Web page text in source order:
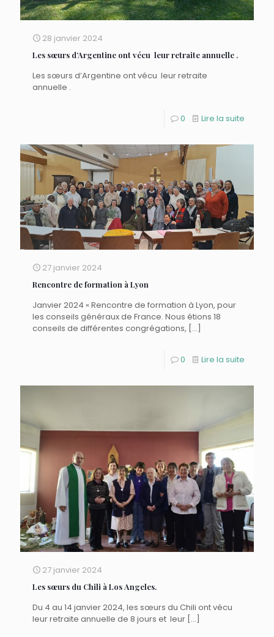
28 janvier 2024
Les sœurs d’Argentine ont vécu leur retraite annuelle .
Les sœurs d’Argentine ont vécu leur retraite
annuelle .
0 Lire la suite
27 janvier 2024
Rencontre de formation à Lyon
Janvier 2024 « Rencontre de formation à Lyon, pour
les conseils généraux de France. Nous étions 18
conseils de différentes congrégations, […]
0 Lire la suite
27 janvier 2024
Les sœurs du Chili à Los Angeles.
Du 4 au 14 janvier 2024, les sœurs du Chili ont vécu
leur retraite annuelle de 8 jours et leur […]